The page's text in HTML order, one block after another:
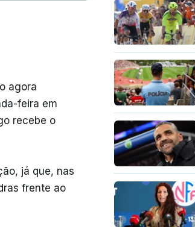
agora
feira em
recebe o
já que, nas
frente ao